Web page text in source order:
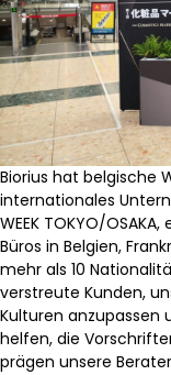
Biorius hat belgische
internationales
WEEK TOKYO/
Büros in Belgien,
mehr als 10
verstreute Kunden,
Kulturen anzupassen
helfen, die
prägen unsere